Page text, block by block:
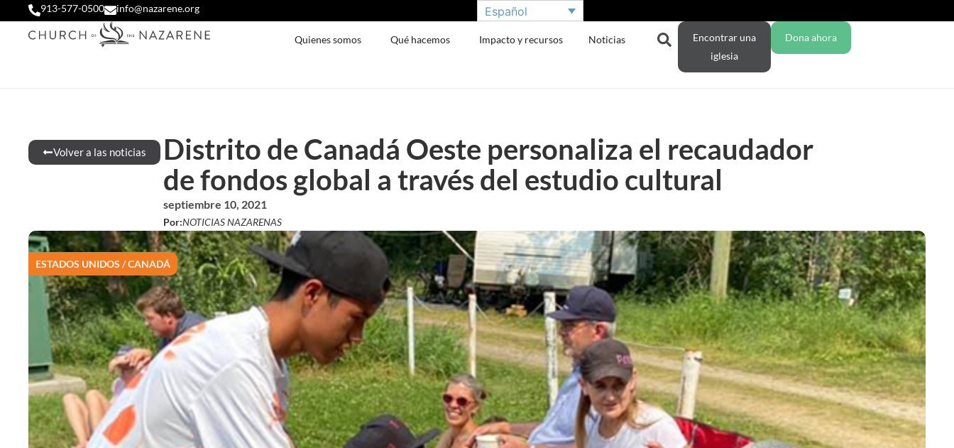
913-577-0500 info@nazarene.org Español
Quienes somos Qué hacemos Impacto y recursos Noticias
Encontrar una
iglesia
Dona ahora
Volver a las noticias
Distrito de Canadá Oeste personaliza el recaudador
de fondos global a través del estudio cultural
septiembre 10, 2021
Por:NOTICIAS NAZARENAS
ESTADOS UNIDOS / CANADÁ